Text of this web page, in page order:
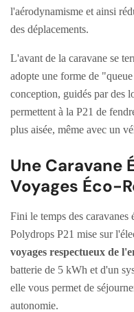
l'aérodynamisme et ainsi
des déplacements.
L'avant de la caravane se
adopte une forme de
conception, guidés par des
permettent à la P21 de
plus aisée, même avec un
Une Caravane
Voyages Éco-
Fini le temps des
Polydrops P21 mise sur
voyages respectueux de
batterie de 5 kWh et d'un
elle vous permet de
autonomie.